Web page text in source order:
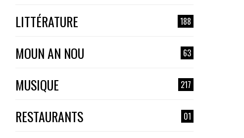
LITTÉRATURE 188
MOUN AN NOU 63
MUSIQUE 217
RESTAURANTS 01